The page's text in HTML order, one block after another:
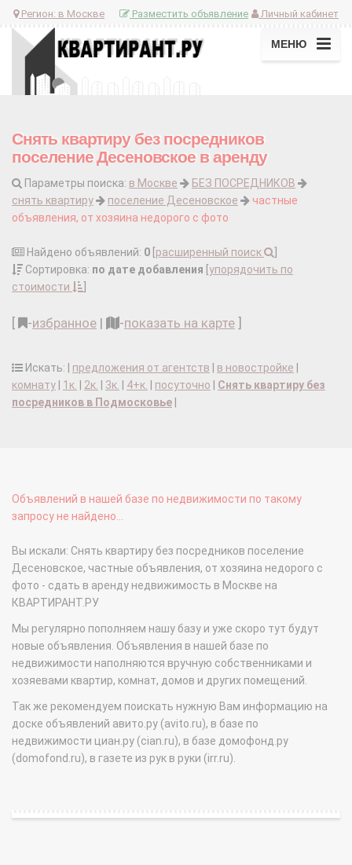
Регион: в Москве Личный кабинет
Разместить объявление
МЕНЮ
Снять квартиру без посредников
поселение Десеновское в аренду
Параметры поиска: в Москве
БЕЗ ПОСРЕДНИКОВ
снять квартиру
поселение Десеновское
частные
объявления, от хозяина недорого с фото
Найдено объявлений: 0 расширенный поиск
Сортировка: по дате добавления упорядочить по
стоимости
-избранное | -показать на карте
Искать: | предложения от агентств в новостройке
комнату
1к. 2к. 3к. 4+к. посуточно
Снять квартиру без
посредников в Подмосковье
Объявлений в нашей базе по недвижимости по такому
запросу не найдено...
Вы искали: Снять квартиру без посредников поселение
Десеновское, частные объявления, от хозяина недорого с
фото - сдать в аренду недвижимость в Москве на
КВАРТИРАНТ.РУ
Мы регулярно пополняем нашу базу и уже скоро тут будут
новые объявления. Объявления в нашей базе по
недвижимости наполняются вручную собственниками и
хозяевами квартир, комнат, домов и других помещений.
Так же рекомендуем поискать нужную Вам информацию на
доске объявлений авито.ру (avito.ru), в базе по
недвижимости циан.ру (cian.ru), в базе домофонд.ру
(domofond.ru), в газете из рук в руки (irr.ru).